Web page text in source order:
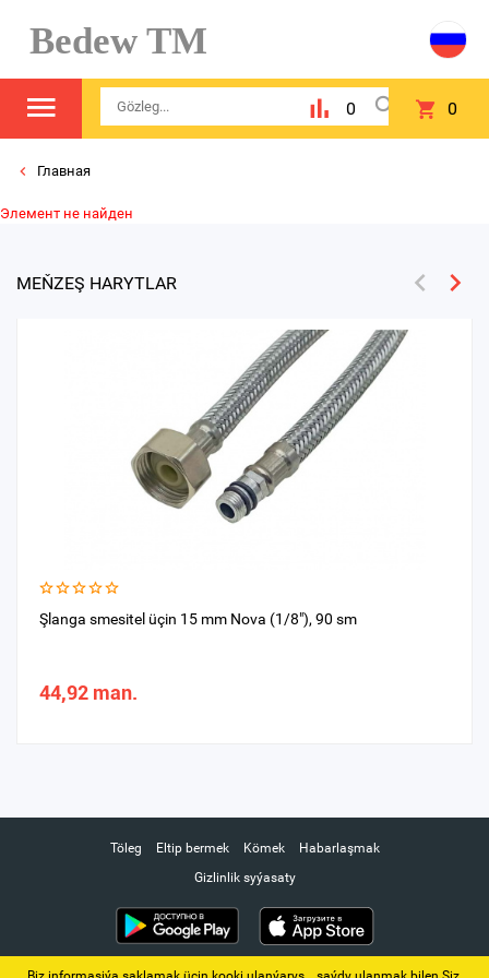
Bedew TM
0 0
Главная
Элемент не найден
MEŇZEŞ HARYTLAR
Şlanga smesitel üçin 15 mm Nova (1/8"), 90 sm
44,92 man.
Töleg Eltip bermek Kömek
Habarlaşmak
Gizlinlik syýasaty